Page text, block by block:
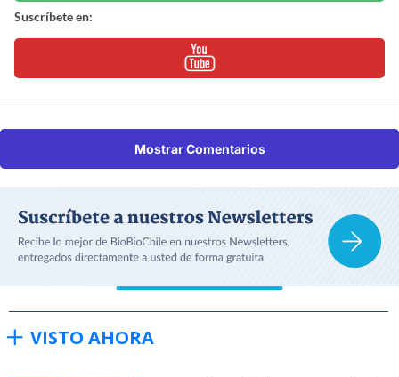
Suscríbete en:
Mostrar Comentarios
VISTO AHORA